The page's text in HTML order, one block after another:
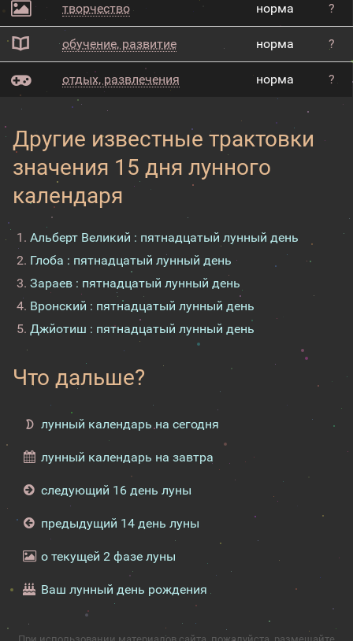
творчество норма ?
обучение, развитие норма ?
отдых, развлечения норма ?
Другие известные трактовки
значения 15 дня лунного
календаря
Альберт Великий : пятнадцатый лунный день
Глоба : пятнадцатый лунный день
Зараев : пятнадцатый лунный день
Вронский : пятнадцатый лунный день
Джйотиш : пятнадцатый лунный день
Что дальше?
лунный календарь на сегодня
лунный календарь на завтра
следующий 16 день луны
предыдущий 14 день луны
о текущей 2 фазе луны
Ваш лунный день рождения